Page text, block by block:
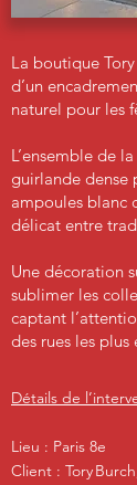
La boutique Tory
d’un
naturel pour les
L’ensemble de
guirlande dense
ampoules blanc
délicat entre
Une décoration
sublimer les
captant
des rues les
Détails de
Lieu : Paris 8e
Client : Tory